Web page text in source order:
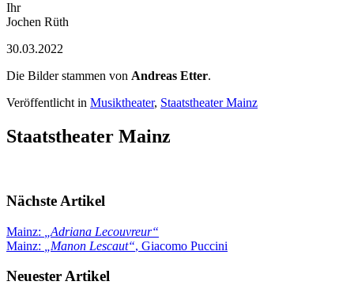
Ihr
Jochen Rüth
30.03.2022
Die Bilder stammen von Andreas Etter.
Veröffentlicht in Musiktheater, Staatstheater Mainz
Staatstheater Mainz
Nächste Artikel
Mainz: „Adriana Lecouvreur“
Mainz:
Manon Lescaut“, Giacomo Puccini
Neuester Artikel